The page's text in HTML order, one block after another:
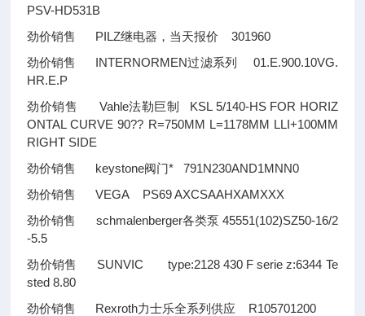
PSV-HD531B
劲价销售 PILZ继电器，当天报价 301960
劲价销售 INTERNORMEN过滤系列 01.E.900.10VG.
HR.E.P
劲价销售 Vahle法勒巨制 KSL 5/140-HS FOR HORIZ
ONTAL CURVE 90?? R=750MM L=1178MM LLI+100MM
RIGHT SIDE
劲价销售 keystone阀门* 791N230AND1MNN0
劲价销售 VEGA PS69 AXCSAAHXAMXXX
劲价销售 schmalenberger各类泵 45551(102)SZ50-16/2
-5.5
劲价销售 SUNVIC type:2128 430 F serie z:6344 Te
sted 8.80
劲价销售 Rexroth力士乐全系列供应 R105701200